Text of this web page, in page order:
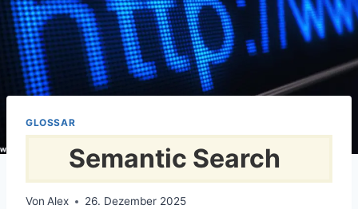
GLOSSAR
Semantic Search
Von Alex 26. Dezember 2025